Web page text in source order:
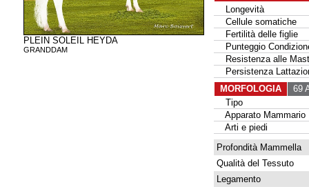
PLEIN SOLEIL HEYDA
GRANDDAM
Longevità
Cellule somatiche
Fertilità delle figlie
Punteggio
Resistenza alle
Persistenza
MORFOLOGIA
69
Tipo
Apparato Mammario
Arti e piedi
Profondità Mammella
Qualità del Tessuto
Legamento